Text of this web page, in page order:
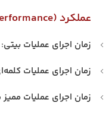
عملکرد (Performance)
زمان اجرای عملیات بیتی:
زمان اجرای عملیات
زمان اجرای عملیات